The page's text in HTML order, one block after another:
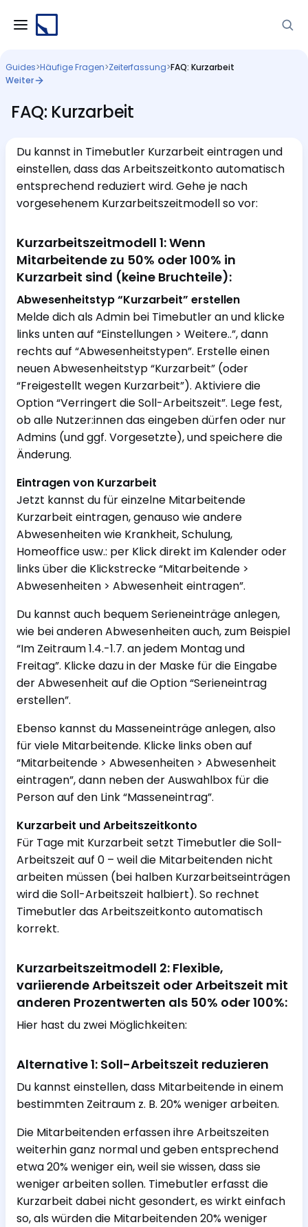
Guides>Häufige Fragen>Zeiterfassung>FAQ: Kurzarbeit
Weiter
FAQ: Kurzarbeit
Du kannst in Timebutler Kurzarbeit eintragen und
einstellen, dass das Arbeitszeitkonto automatisch
entsprechend reduziert wird. Gehe je nach
vorgesehenem Kurzarbeitszeitmodell so vor:
Kurzarbeitszeitmodell 1: Wenn
Mitarbeitende zu 50% oder 100% in
Kurzarbeit sind (keine Bruchteile):
Abwesenheitstyp “Kurzarbeit” erstellen
Melde dich als Admin bei Timebutler an und klicke
links unten auf “Einstellungen > Weitere..”, dann
rechts auf “Abwesenheitstypen”. Erstelle einen
neuen Abwesenheitstyp “Kurzarbeit” (oder
“Freigestellt wegen Kurzarbeit”). Aktiviere die
Option “Verringert die Soll-Arbeitszeit”. Lege fest,
ob alle Nutzer:innen das eingeben dürfen oder nur
Admins (und ggf. Vorgesetzte), und speichere die
Änderung.
Eintragen von Kurzarbeit
Jetzt kannst du für einzelne Mitarbeitende
Kurzarbeit eintragen, genauso wie andere
Abwesenheiten wie Krankheit, Schulung,
Homeoffice usw.: per Klick direkt im Kalender oder
links über die Klickstrecke “Mitarbeitende >
Abwesenheiten > Abwesenheit eintragen”.
Du kannst auch bequem Serieneinträge anlegen,
wie bei anderen Abwesenheiten auch, zum Beispiel
“Im Zeitraum 1.4.-1.7. an jedem Montag und
Freitag”. Klicke dazu in der Maske für die Eingabe
der Abwesenheit auf die Option “Serieneintrag
erstellen”.
Ebenso kannst du Masseneinträge anlegen, also
für viele Mitarbeitende. Klicke links oben auf
“Mitarbeitende > Abwesenheiten > Abwesenheit
eintragen”, dann neben der Auswahlbox für die
Person auf den Link “Masseneintrag”.
Kurzarbeit und Arbeitszeitkonto
Für Tage mit Kurzarbeit setzt Timebutler die Soll-
Arbeitszeit auf 0 – weil die Mitarbeitenden nicht
arbeiten müssen (bei halben Kurzarbeitseinträgen
wird die Soll-Arbeitszeit halbiert). So rechnet
Timebutler das Arbeitszeitkonto automatisch
korrekt.
Kurzarbeitszeitmodell 2: Flexible,
variierende Arbeitszeit oder Arbeitszeit mit
anderen Prozentwerten als 50% oder 100%:
Hier hast du zwei Möglichkeiten:
Alternative 1: Soll-Arbeitszeit reduzieren
Du kannst einstellen, dass Mitarbeitende in einem
bestimmten Zeitraum z. B. 20% weniger arbeiten.
Die Mitarbeitenden erfassen ihre Arbeitszeiten
weiterhin ganz normal und geben entsprechend
etwa 20% weniger ein, weil sie wissen, dass sie
weniger arbeiten sollen. Timebutler erfasst die
Kurzarbeit dabei nicht gesondert, es wirkt einfach
so, als würden die Mitarbeitenden 20% weniger